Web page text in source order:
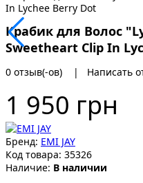
Крабик для Волос
Sweetheart Clip In
0 отзыв(-ов) | Написать
1 950 грн
Бренд: EMI JAY
Код товара: 35326
Наличие: В наличии